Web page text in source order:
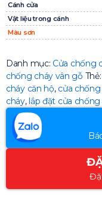
Cánh cửa
Vật liệu trong cánh
Màu sơn
Danh mục: Cửa chống
chống cháy vân gỗ Thẻ:
cháy căn hộ, cửa
cháy,lắp đặt cửa